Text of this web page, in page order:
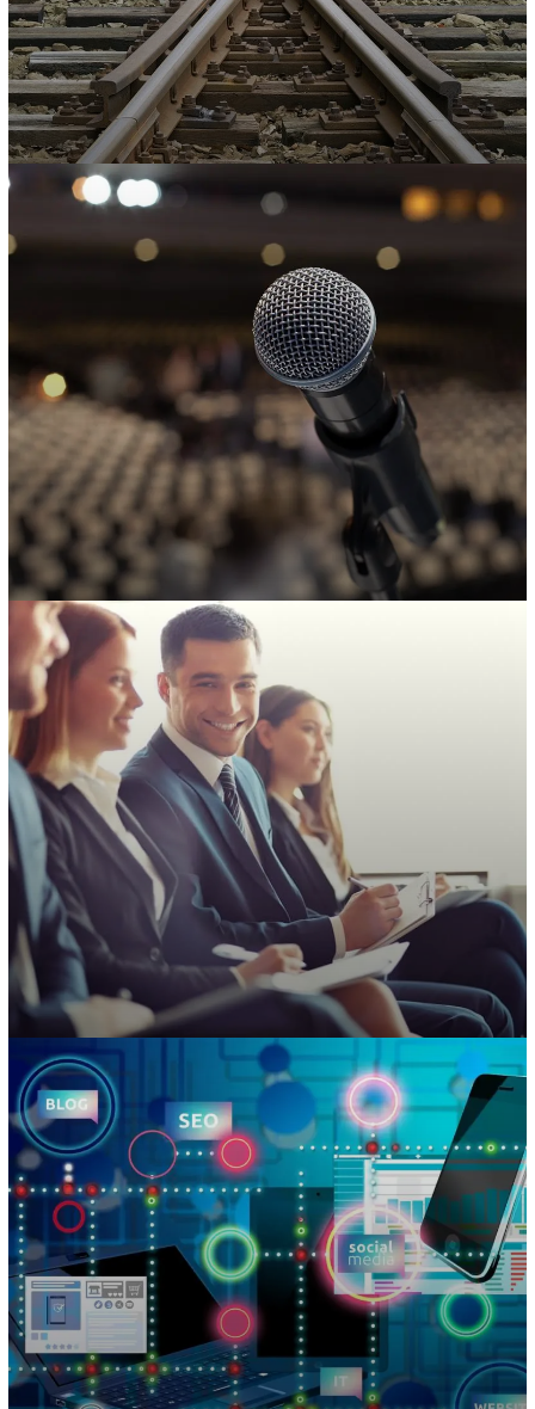
Capacitaciones
Impartimos capacitaciones al personal ejecutivo…
Marketing digital
Apoyamos a nuestros clientes en la creación…
Producción editorial y comunicación gráfica
Ofrecemos el apoyo necesario para la elaboración…